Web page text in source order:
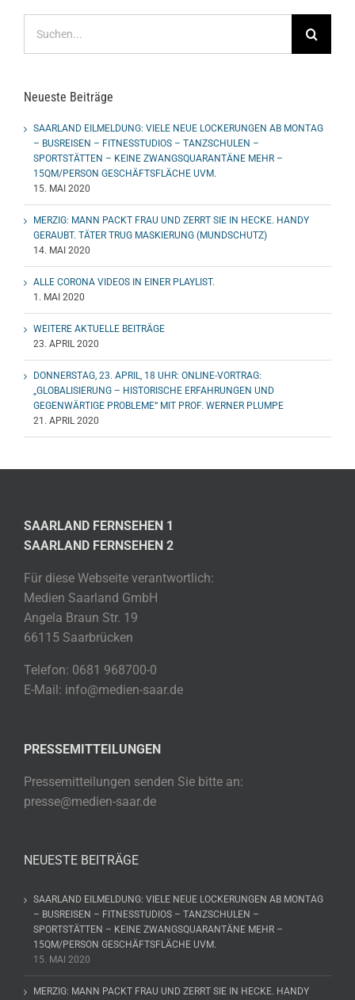
nach:
Neueste Beiträge
SAARLAND EILMELDUNG: VIELE NEUE LOCKERUNGEN AB MONTAG
– BUSREISEN – FITNESSTUDIOS – TANZSCHULEN –
SPORTSTÄTTEN – KEINE ZWANGSQUARANTÄNE MEHR –
15QM/PERSON GESCHÄFTSFLÄCHE UVM.
15. MAI 2020
MERZIG: MANN PACKT FRAU UND ZERRT SIE IN HECKE. HANDY
GERAUBT. TÄTER TRUG MASKIERUNG (MUNDSCHUTZ)
14. MAI 2020
ALLE CORONA VIDEOS IN EINER PLAYLIST.
1. MAI 2020
WEITERE AKTUELLE BEITRÄGE
23. APRIL 2020
DONNERSTAG, 23. APRIL, 18 UHR: ONLINE-VORTRAG:
„GLOBALISIERUNG – HISTORISCHE ERFAHRUNGEN UND
GEGENWÄRTIGE PROBLEME“ MIT PROF. WERNER PLUMPE
21. APRIL 2020
SAARLAND FERNSEHEN 1
SAARLAND FERNSEHEN 2
Für diese Webseite verantwortlich:
Medien Saarland GmbH
Angela Braun Str. 19
66115 Saarbrücken
Telefon: 0681 968700-0
E-Mail: info@medien-saar.de
PRESSEMITTEILUNGEN
Pressemitteilungen senden Sie bitte an:
presse@medien-saar.de
NEUESTE BEITRÄGE
SAARLAND EILMELDUNG: VIELE NEUE LOCKERUNGEN AB MONTAG
– BUSREISEN – FITNESSTUDIOS – TANZSCHULEN –
SPORTSTÄTTEN – KEINE ZWANGSQUARANTÄNE MEHR –
15QM/PERSON GESCHÄFTSFLÄCHE UVM.
15. MAI 2020
MERZIG: MANN PACKT FRAU UND ZERRT SIE IN HECKE. HANDY